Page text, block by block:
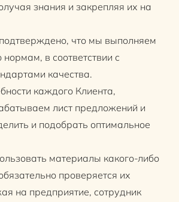
знания и закрепляя их на
что мы выполняем
в соответствии с
качества.
каждого Клиента,
лист предложений и
и подобрать оптимальное
материалы какого-либо
проверяется их
на предприятие, сотрудник